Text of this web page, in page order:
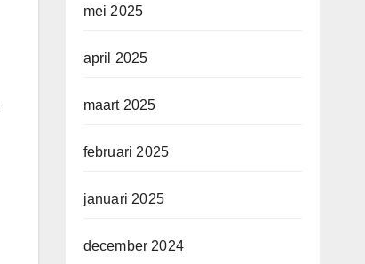
mei 2025
april 2025
maart 2025
februari 2025
januari 2025
december 2024